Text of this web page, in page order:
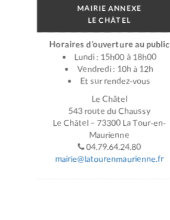
MAIRIE ANNEXE
LE CHÂTEL
Horaires d’ouverture au public
Lundi : 15h00 à 18h00
Vendredi : 10h à 12h
Et sur rendez-vous
Le Châtel
543 route du Chaussy
Le Châtel – 73300 La Tour-en-
Maurienne
04.79.64.24.80
mairie@latourenmaurienne.fr